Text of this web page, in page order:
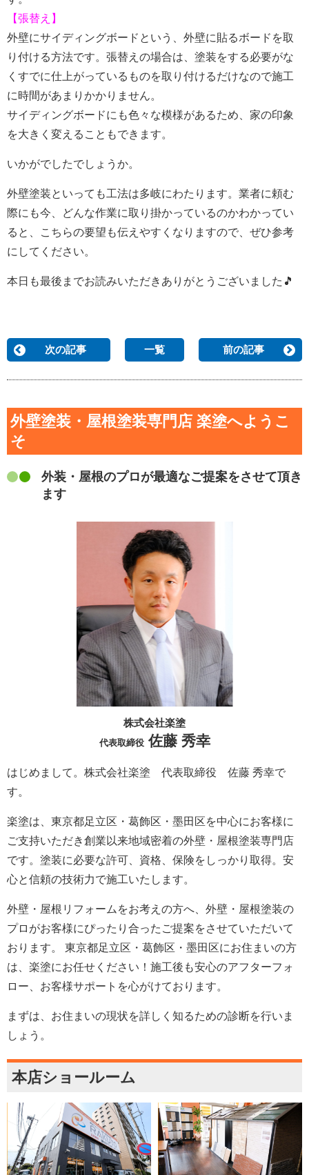
【張替え】
外壁にサイディングボードという、外壁に貼るボードを取
り付ける方法です。張替えの場合は、塗装をする必要がな
くすでに仕上がっているものを取り付けるだけなので施工
に時間があまりかかりません。
サイディングボードにも色々な模様があるため、家の印象
を大きく変えることもできます。
いかがでしたでしょうか。
外壁塗装といっても工法は多岐にわたります。業者に頼む
際にも今、どんな作業に取り掛かっているのかわかってい
ると、こちらの要望も伝えやすくなりますので、ぜひ参考
にしてください。
本日も最後までお読みいただきありがとうございました🎵
次の記事 一覧 前の記事
外壁塗装・屋根塗装専門店 楽塗へようこ
そ
外装・屋根のプロが最適なご提案をさせて頂き
ます
株式会社楽塗
代表取締役佐藤 秀幸
はじめまして。株式会社楽塗 代表取締役 佐藤 秀幸で
す。
楽塗は、東京都足立区・葛飾区・墨田区を中心にお客様に
ご支持いただき創業以来地域密着の外壁・屋根塗装専門店
です。塗装に必要な許可、資格、保険をしっかり取得。安
心と信頼の技術力で施工いたします。
外壁・屋根リフォームをお考えの方へ、外壁・屋根塗装の
プロがお客様にぴったり合ったご提案をさせていただいて
おります。 東京都足立区・葛飾区・墨田区にお住まいの方
は、楽塗にお任せください！施工後も安心のアフターフォ
ロー、お客様サポートを心がけております。
まずは、お住まいの現状を詳しく知るための診断を行いま
しょう。
本店ショールーム